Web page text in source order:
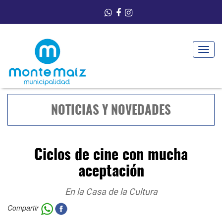
Toggle
NOTICIAS Y NOVEDADES
Ciclos de cine con mucha
aceptación
En la Casa de la Cultura
Compartir